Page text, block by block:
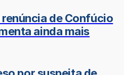
de Confúcio
ainda mais